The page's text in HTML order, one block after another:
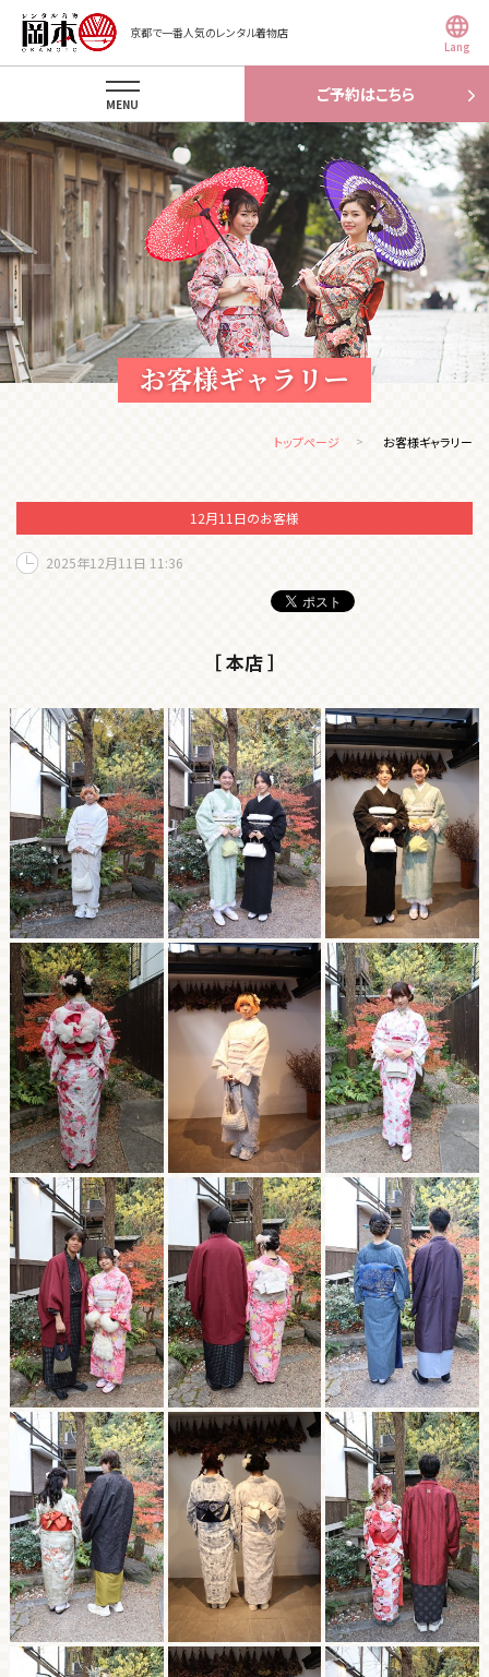
京都で一番人気のレンタル着物店
Lang
ご予約はこちら
MENU
お客様ギャラリー
トップページ お客様ギャラリー
12月11日のお客様
2025年12月11日 11:36
［ 本店 ］